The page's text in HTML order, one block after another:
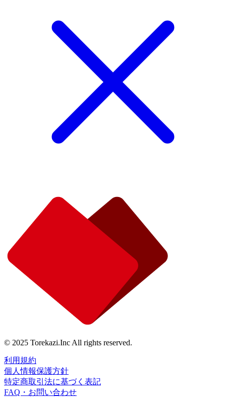
© 2025 Torekazi.Inc All rights reserved.
利用規約
個人情報保護方針
特定商取引法に基づく表記
FAQ・お問い合わせ